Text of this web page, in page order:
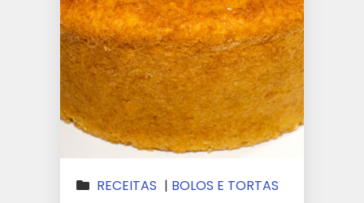
RECEITAS | BOLOS E TORTAS